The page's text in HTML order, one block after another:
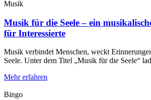
Musik
Musik für die Seele – ein
für Interessierte
Musik verbindet Menschen, weckt
Seele. Unter dem Titel „Musik für die Seele“
Mehr erfahren
Bingo